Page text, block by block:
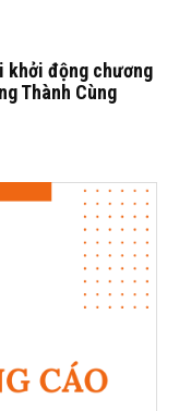
khởi động chương
Thành Cùng